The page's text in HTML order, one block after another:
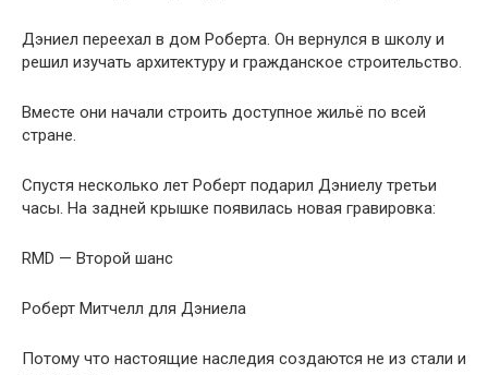
Дэниел переехал в дом Роберта. Он вернулся в школу и
решил изучать архитектуру и гражданское строительство.
Вместе они начали строить доступное жильё по всей
стране.
Спустя несколько лет Роберт подарил Дэниелу третьи
часы. На задней крышке появилась новая гравировка:
RMD — Второй шанс
Роберт Митчелл для Дэниела
Потому что настоящие наследия создаются не из стали и